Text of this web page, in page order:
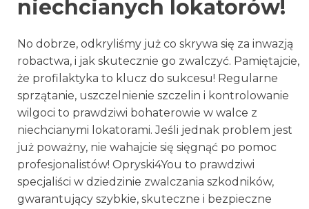
niechcianych lokatorów!
No dobrze, odkryliśmy już co skrywa się za inwazją
robactwa, i jak skutecznie go zwalczyć. Pamiętajcie,
że profilaktyka to klucz do sukcesu! Regularne
sprzątanie, uszczelnienie szczelin i kontrolowanie
wilgoci to prawdziwi bohaterowie w walce z
niechcianymi lokatorami. Jeśli jednak problem jest
już poważny, nie wahajcie się sięgnąć po pomoc
profesjonalistów! Opryski4You to prawdziwi
specjaliści w dziedzinie zwalczania szkodników,
gwarantujący szybkie, skuteczne i bezpieczne